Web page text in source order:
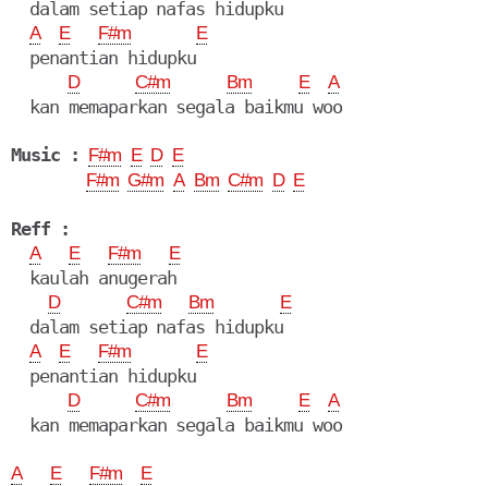
  dalam setiap nafas hidupku
A E F#m E
  penantian hidupku
D C#m Bm E A
  kan memaparkan segala baikmu woo
Music : F#m E D E
F#m G#m A Bm C#m D E
Reff :
A E F#m E
  kaulah anugerah
D C#m Bm E
  dalam setiap nafas hidupku
A E F#m E
  penantian hidupku
D C#m Bm E A
  kan memaparkan segala baikmu woo
A E F#m E